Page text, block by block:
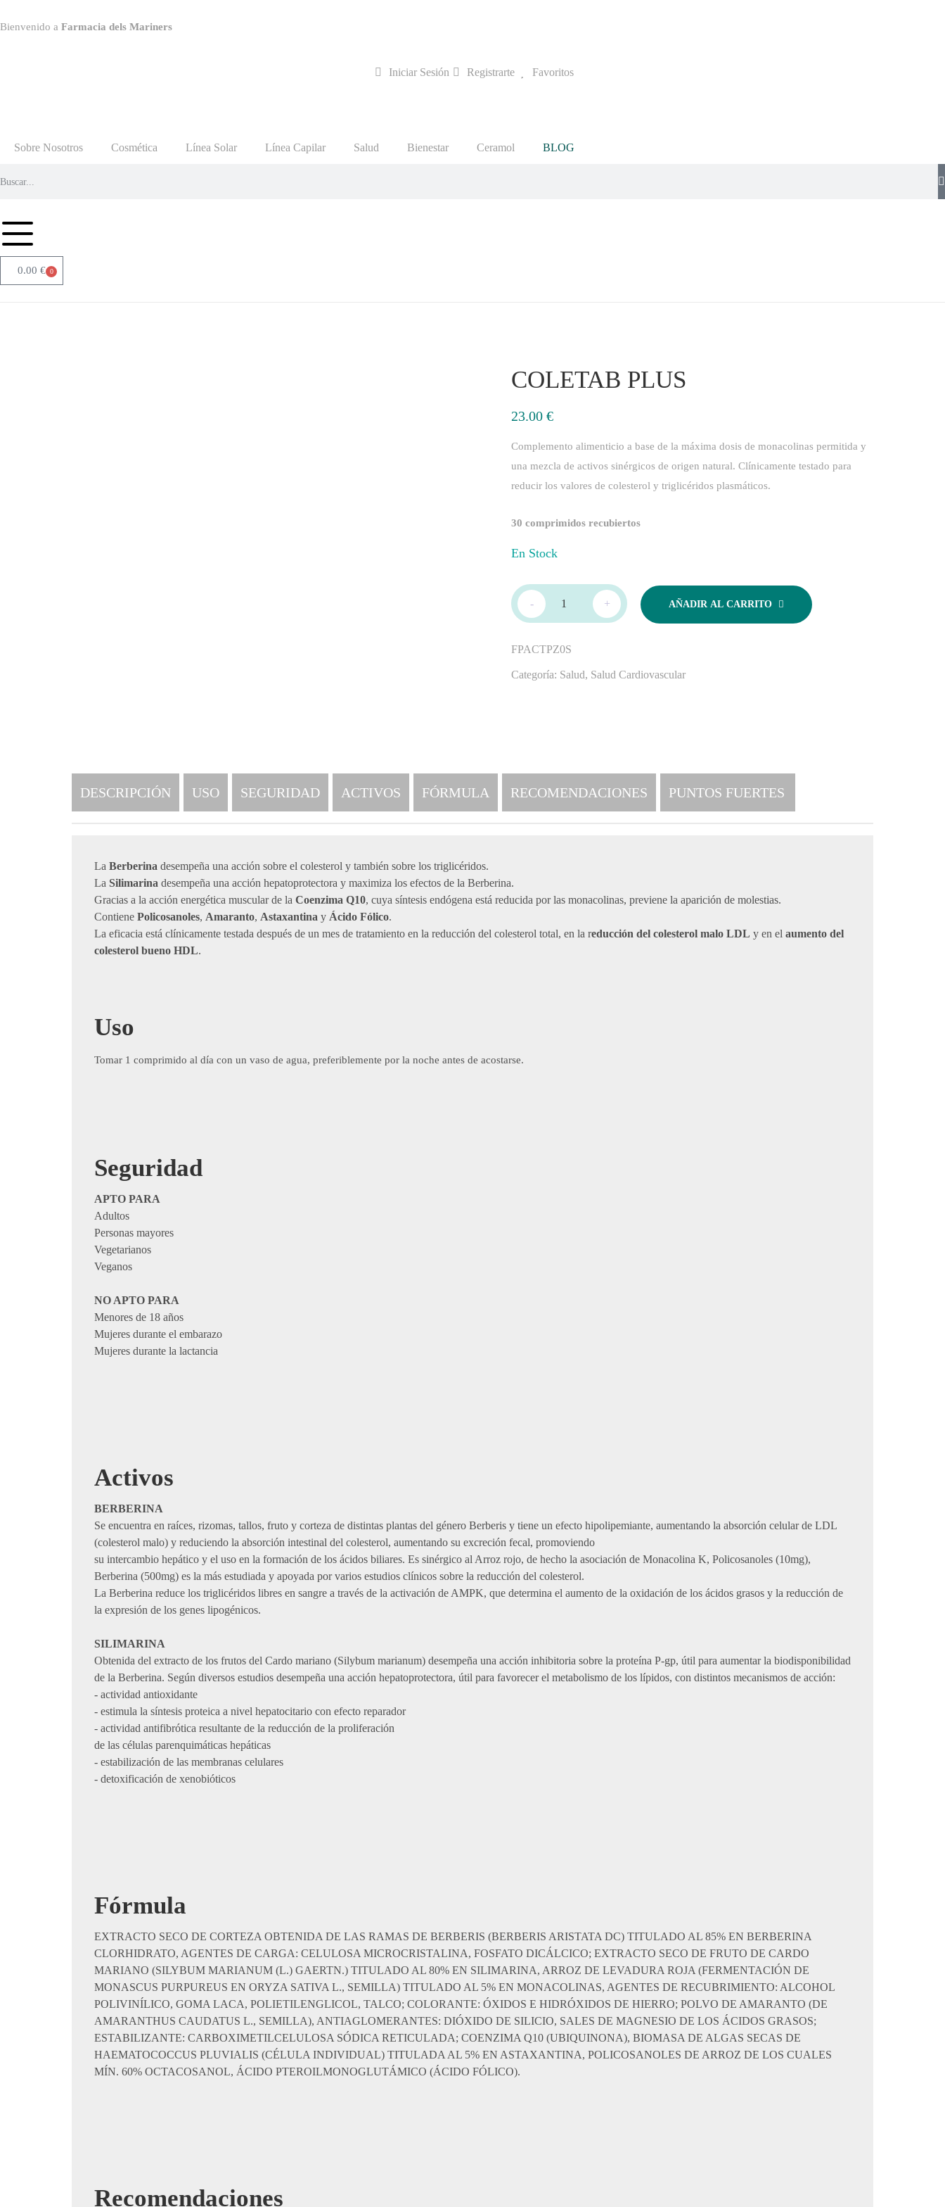
Bienvenido a Farmacia dels Mariners
Iniciar Sesión Registrarte Favoritos
Sobre Nosotros Cosmética Línea Solar Línea Capilar Salud Bienestar Ceramol BLOG
0.00 € 0
COLETAB PLUS
23.00 €
​Complemento alimenticio a base de la máxima dosis de monacolinas permitida y
una mezcla de activos sinérgicos de origen natural. Clínicamente testado para
reducir los valores de colesterol y triglicéridos plasmáticos.
30 comprimidos recubiertos
En Stock
- + AÑADIR AL CARRITO
FPACTPZ0S
Categoría: Salud, Salud Cardiovascular
DESCRIPCIÓN USO SEGURIDAD ACTIVOS FÓRMULA RECOMENDACIONES PUNTOS FUERTES
La Berberina desempeña una acción sobre el colesterol y también sobre los triglicéridos.
La Silimarina desempeña una acción hepatoprotectora y maximiza los efectos de la Berberina.
Gracias a la acción energética muscular de la Coenzima Q10, cuya síntesis endógena está reducida por las monacolinas, previene la aparición de molestias.
Contiene Policosanoles, Amaranto, Astaxantina y Ácido Fólico.
La eficacia está clínicamente testada después de un mes de tratamiento en la reducción del colesterol total, en la reducción del colesterol malo LDL y en el aumento del
colesterol bueno HDL.
Uso
Tomar 1 comprimido al día con un vaso de agua, preferiblemente por la noche antes de acostarse.
Seguridad
APTO PARA
Adultos
Personas mayores
Vegetarianos
Veganos
NO APTO PARA
Menores de 18 años
Mujeres durante el embarazo
Mujeres durante la lactancia
Activos
BERBERINA
Se encuentra en raíces, rizomas, tallos, fruto y corteza de distintas plantas del género Berberis y tiene un efecto hipolipemiante, aumentando la absorción celular de LDL
(colesterol malo) y reduciendo la absorción intestinal del colesterol, aumentando su excreción fecal, promoviendo
su intercambio hepático y el uso en la formación de los ácidos biliares. Es sinérgico al Arroz rojo, de hecho la asociación de Monacolina K, Policosanoles (10mg),
Berberina (500mg) es la más estudiada y apoyada por varios estudios clínicos sobre la reducción del colesterol.
La Berberina reduce los triglicéridos libres en sangre a través de la activación de AMPK, que determina el aumento de la oxidación de los ácidos grasos y la reducción de
la expresión de los genes lipogénicos.
SILIMARINA
Obtenida del extracto de los frutos del Cardo mariano (Silybum marianum) desempeña una acción inhibitoria sobre la proteína P-gp, útil para aumentar la biodisponibilidad
de la Berberina. Según diversos estudios desempeña una acción hepatoprotectora, útil para favorecer el metabolismo de los lípidos, con distintos mecanismos de acción:
- actividad antioxidante
- estimula la síntesis proteica a nivel hepatocitario con efecto reparador
- actividad antifibrótica resultante de la reducción de la proliferación
de las células parenquimáticas hepáticas
- estabilización de las membranas celulares
- detoxificación de xenobióticos
Fórmula
EXTRACTO SECO DE CORTEZA OBTENIDA DE LAS RAMAS DE BERBERIS (BERBERIS ARISTATA DC) TITULADO AL 85% EN BERBERINA
CLORHIDRATO, AGENTES DE CARGA: CELULOSA MICROCRISTALINA, FOSFATO DICÁLCICO; EXTRACTO SECO DE FRUTO DE CARDO
MARIANO (SILYBUM MARIANUM (L.) GAERTN.) TITULADO AL 80% EN SILIMARINA, ARROZ DE LEVADURA ROJA (FERMENTACIÓN DE
MONASCUS PURPUREUS EN ORYZA SATIVA L., SEMILLA) TITULADO AL 5% EN MONACOLINAS, AGENTES DE RECUBRIMIENTO: ALCOHOL
POLIVINÍLICO, GOMA LACA, POLIETILENGLICOL, TALCO; COLORANTE: ÓXIDOS E HIDRÓXIDOS DE HIERRO; POLVO DE AMARANTO (DE
AMARANTHUS CAUDATUS L., SEMILLA), ANTIAGLOMERANTES: DIÓXIDO DE SILICIO, SALES DE MAGNESIO DE LOS ÁCIDOS GRASOS;
ESTABILIZANTE: CARBOXIMETILCELULOSA SÓDICA RETICULADA; COENZIMA Q10 (UBIQUINONA), BIOMASA DE ALGAS SECAS DE
HAEMATOCOCCUS PLUVIALIS (CÉLULA INDIVIDUAL) TITULADA AL 5% EN ASTAXANTINA, POLICOSANOLES DE ARROZ DE LOS CUALES
MÍN. 60% OCTACOSANOL, ÁCIDO PTEROILMONOGLUTÁMICO (ÁCIDO FÓLICO).
Recomendaciones